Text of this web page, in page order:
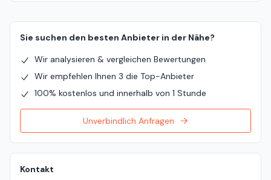
Sie suchen den besten Anbieter in der Nähe?
Wir analysieren & vergleichen Bewertungen
Wir empfehlen Ihnen 3 die Top-Anbieter
100% kostenlos und innerhalb von 1 Stunde
Unverbindlich Anfragen
Kontakt